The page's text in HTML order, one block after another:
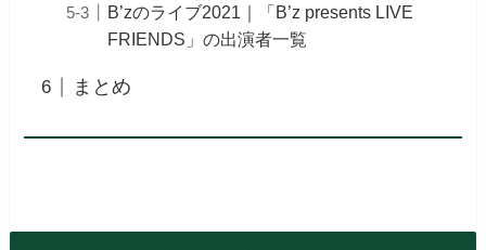
B’zのライブ2021｜「B’z presents LIVE
FRIENDS」の出演者一覧
まとめ